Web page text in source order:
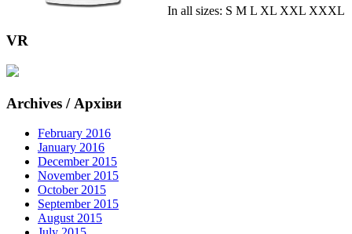
In all sizes: S M L XL XXL XXXL
VR
Archives / Архіви
February 2016
January 2016
December 2015
November 2015
October 2015
September 2015
August 2015